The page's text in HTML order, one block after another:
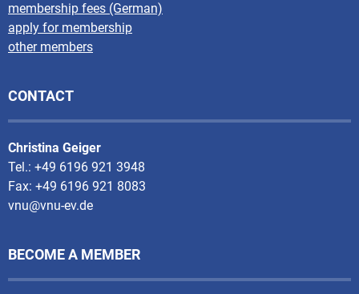
membership fees (German)
apply for membership
other members
CONTACT
Christina Geiger
Tel.: +49 6196 921 3948
Fax: +49 6196 921 8083
vnu@vnu-ev.de
BECOME A MEMBER